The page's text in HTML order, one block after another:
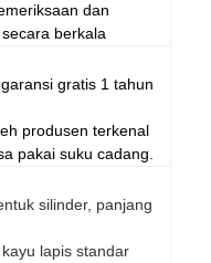
dan
berkala
gratis 1 tahun
produsen terkenal
pakai suku cadang.
silinder, panjang
lapis standar